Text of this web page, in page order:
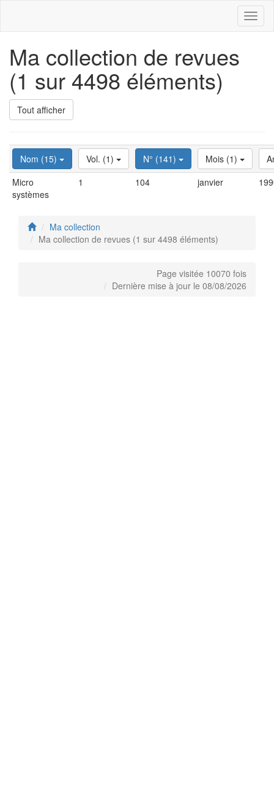
Ma collection de revues
(1 sur 4498 éléments)
Tout afficher
Nom (15) Vol. (1) N° (141) Mois (1)
Micro
systèmes
1 104 janvier
Ma collection
Ma collection de revues (1 sur 4498 éléments)
Page visitée 10070 fois
Dernière mise à jour le 08/08/2026